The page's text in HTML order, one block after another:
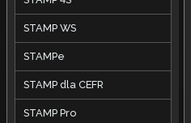
STAMP WS
STAMPe
STAMP dla CEFR
STAMP Pro